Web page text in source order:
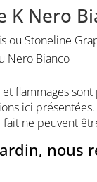
K Nero
ou Stoneline
Nero Bianco
flammages
ici
ne peuvent